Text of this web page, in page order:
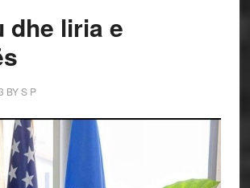
dhe liria e
BYS P